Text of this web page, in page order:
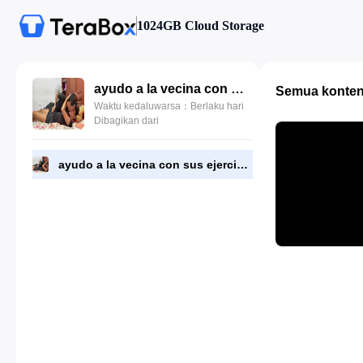
1024GB Cloud Storage
ayudo a la vecina con sus ejercicios.mp4
Waktu kedaluwarsa：Berlaku hari
Dibagikan dari
ayudo a la vecina con sus ejercicios.mp4
Semua